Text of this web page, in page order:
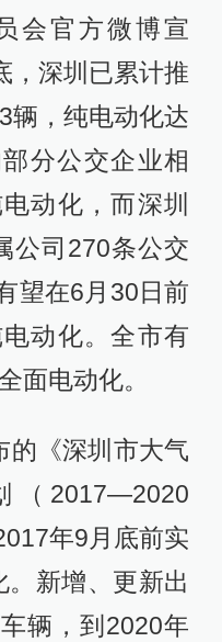
会官方微博宣
，深圳已累计推
辆，纯电动化达
分公交企业相
动化，而深圳
公司270条公交
望在6月30日前
动化。全市有
面电动化。
的《深圳市大气
2017—2020
年9月底前实
新增、更新出
辆，到2020年